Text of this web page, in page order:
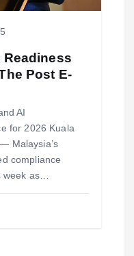
Readiness
Post E-
AI
for 2026 Kuala
Malaysia’s
compliance
week as…